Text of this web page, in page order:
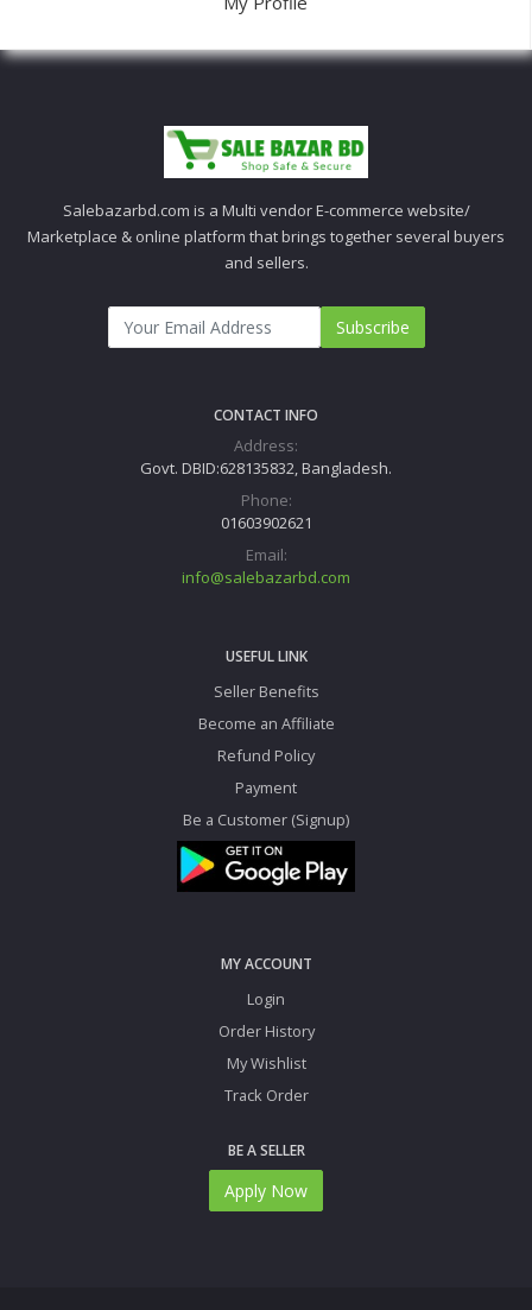
Salebazarbd.com is a Multi vendor E-commerce website/
Marketplace & online platform that brings together several buyers
and sellers.
Subscribe
CONTACT INFO
Address:
Govt. DBID:628135832, Bangladesh.
Phone:
01603902621
Email:
info@salebazarbd.com
USEFUL LINK
Seller Benefits
Become an Affiliate
Refund Policy
Payment
Be a Customer (Signup)
MY ACCOUNT
Login
Order History
My Wishlist
Track Order
BE A SELLER
Apply Now